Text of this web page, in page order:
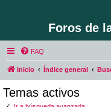
Foros de
FAQ
Inicio Índice general
Temas activos